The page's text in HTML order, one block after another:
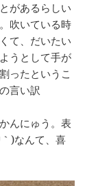
があるらしい
吹いている時
て、だいたい
うとして手が
ったというこ
言い訳
んにゅう。表
)なんて、喜